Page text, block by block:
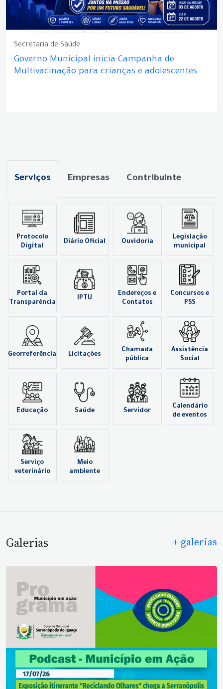
Secretaria de Saúde
Governo Municipal inicia Campanha de
Multivacinação para crianças e adolescentes
Serviços Empresas Contribuinte
Protocolo
Digital
Diário Oficial Ouvidoria
Legislação
municipal
Portal da
Transparência
IPTU
Endereços e
Contatos
Concursos e
PSS
Georreferência Licitações
Chamada
pública
Assistência
Social
Educação Saúde Servidor
Calendário
de eventos
Serviço
veterinário
Meio
ambiente
Galerias + galerias